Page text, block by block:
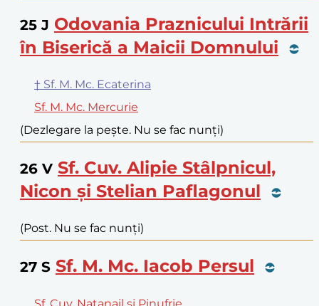
25 J Odovania Praznicului Intrării
în Biserică a Maicii Domnului
† Sf. M. Mc. Ecaterina
Sf. M. Mc. Mercurie
(Dezlegare la pește. Nu se fac nunți)
26 V Sf. Cuv. Alipie Stâlpnicul,
Nicon și Stelian Paflagonul
(Post. Nu se fac nunți)
27 S Sf. M. Mc. Iacob Persul